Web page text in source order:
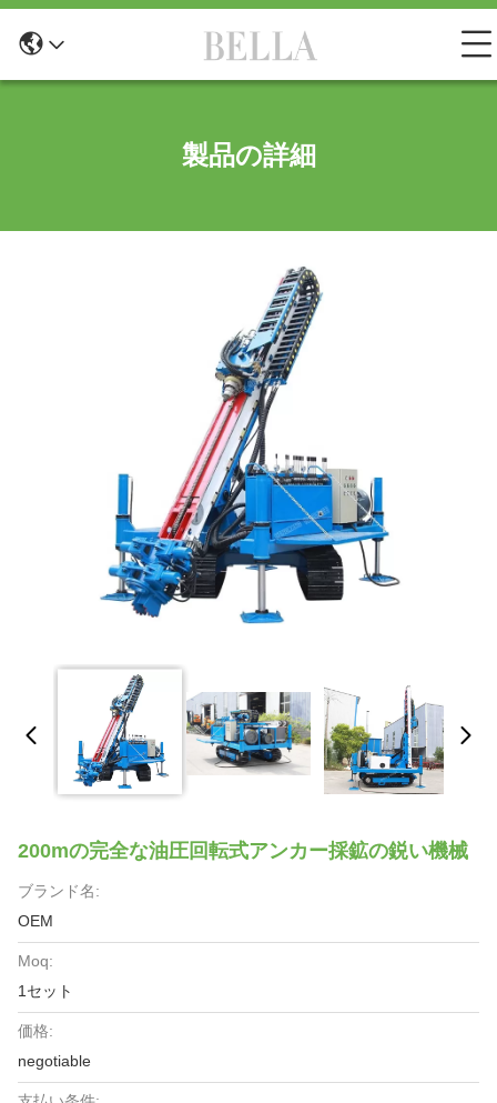
製品の詳細
200mの完全な油圧回転式アンカー採鉱の鋭い機械
ブランド名:
OEM
Moq:
1セット
価格:
negotiable